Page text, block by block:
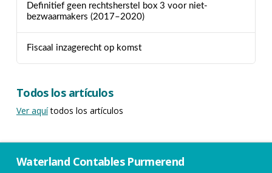
Definitief geen rechtsherstel box 3 voor niet-
bezwaarmakers (2017–2020)
Fiscaal inzagerecht op komst
Todos los artículos
Ver aquítodos los artículos
Waterland Contables Purmerend